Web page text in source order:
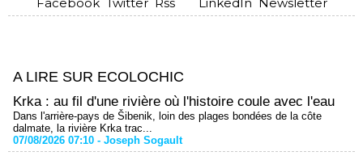
A LIRE SUR ECOLOCHIC
Krka : au fil d'une rivière où l'histoire coule avec l'eau
Dans l'arrière-pays de Šibenik, loin des plages bondées de la côte
dalmate, la rivière Krka trac...
07/08/2026 07:10 - Joseph Sogault